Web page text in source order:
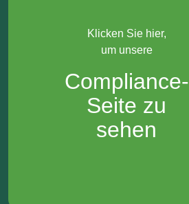
Klicken Sie hier,
um unsere
Compliance-
Seite zu
sehen